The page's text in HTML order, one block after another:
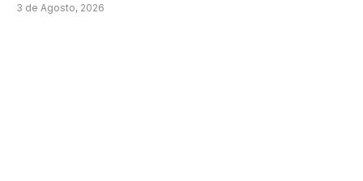
3 de Agosto, 2026